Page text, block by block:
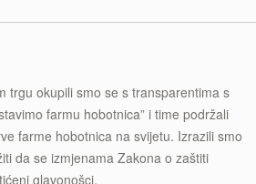
trgu okupili smo se s transparentima s
farmu hobotnica” i time podržali
farme hobotnica na svijetu. Izrazili smo
da se izmjenama Zakona o zaštiti
glavonošci.